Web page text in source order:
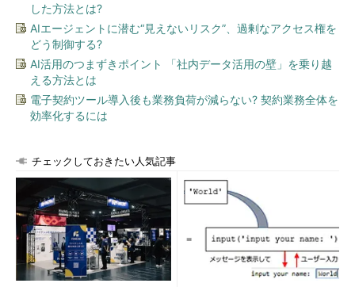
した方法とは?
AIエージェントに潜む“見えないリスク”、過剰なアクセス権を
どう制御する?
AI活用のつまずきポイント 「社内データ活用の壁」を乗り越
える方法とは
電子契約ツール導入後も業務負荷が減らない? 契約業務全体を
効率化するには
チェックしておきたい人気記事